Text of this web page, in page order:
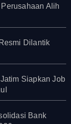
Alih
Dilantik
Siapkan Job
Bank